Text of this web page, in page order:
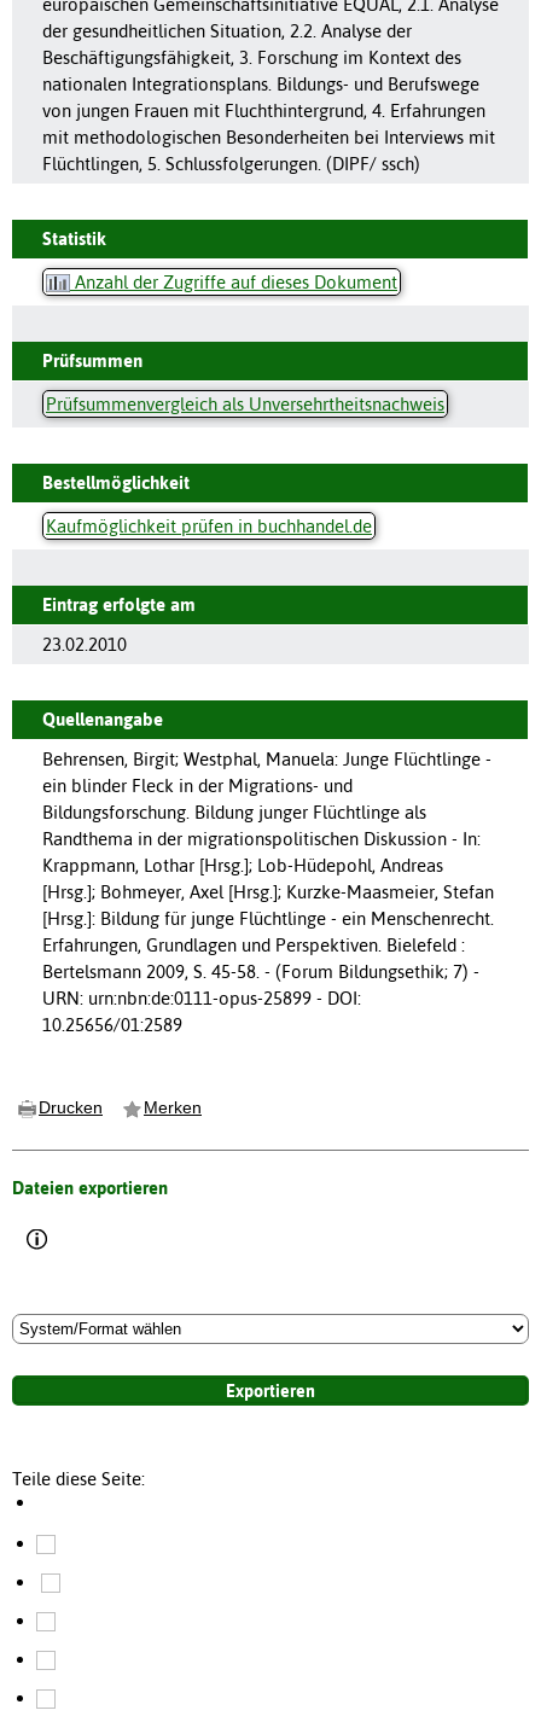
der gesundheitlichen Situation, 2.2. Analyse der
Beschäftigungsfähigkeit, 3. Forschung im Kontext des
nationalen Integrationsplans. Bildungs- und Berufswege
von jungen Frauen mit Fluchthintergrund, 4. Erfahrungen
mit methodologischen Besonderheiten bei Interviews mit
Flüchtlingen, 5. Schlussfolgerungen. (DIPF/ ssch)
Statistik
Anzahl der Zugriffe auf dieses Dokument
Prüfsummen
Prüfsummenvergleich als Unversehrtheitsnachweis
Bestellmöglichkeit
Kaufmöglichkeit prüfen in buchhandel.de
Eintrag erfolgte am
23.02.2010
Quellenangabe
Behrensen, Birgit; Westphal, Manuela: Junge Flüchtlinge -
ein blinder Fleck in der Migrations- und
Bildungsforschung. Bildung junger Flüchtlinge als
Randthema in der migrationspolitischen Diskussion - In:
Krappmann, Lothar [Hrsg.]; Lob-Hüdepohl, Andreas
[Hrsg.]; Bohmeyer, Axel [Hrsg.]; Kurzke-Maasmeier, Stefan
[Hrsg.]: Bildung für junge Flüchtlinge - ein Menschenrecht.
Erfahrungen, Grundlagen und Perspektiven. Bielefeld :
Bertelsmann 2009, S. 45-58. - (Forum Bildungsethik; 7) -
URN: urn:nbn:de:0111-opus-25899 - DOI:
10.25656/01:2589
Drucken Merken
Dateien exportieren
Teile diese Seite: